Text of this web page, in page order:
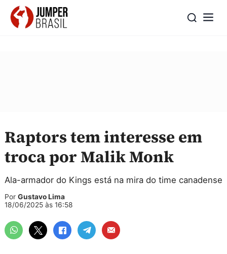
Raptors tem interesse em
troca por Malik Monk
Ala-armador do Kings está na mira do time canadense
Por Gustavo Lima
18/06/2025 às 16:58